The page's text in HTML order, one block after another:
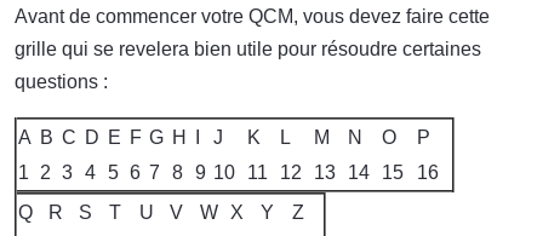
Avant de commencer votre QCM, vous devez faire cette
grille qui se revelera bien utile pour résoudre certaines
questions :
A B C D E F G H J K L M N O
P
1
2 3 4 5 6 7 8 9 10 11 12 13 14 15
16
Q
R S T U V W X Y
Z